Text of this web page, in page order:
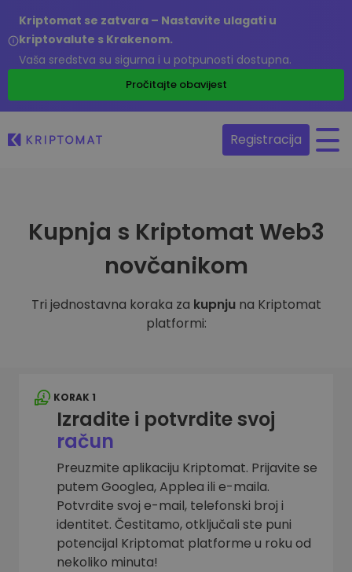
Kriptomat se zatvara – Nastavite ulagati u
kriptovalute s Krakenom.
Vaša sredstva su sigurna i u potpunosti dostupna.
Pročitajte obavijest
Registracija
Kupnja s Kriptomat Web3
novčanikom
Tri jednostavna koraka za kupnju na Kriptomat
platformi:
KORAK 1
Izradite i potvrdite svoj
račun
Preuzmite aplikaciju Kriptomat. Prijavite se
putem Googlea, Applea ili e-maila.
Potvrdite svoj e-mail, telefonski broj i
identitet. Čestitamo, otključali ste puni
potencijal Kriptomat platforme u roku od
nekoliko minuta!